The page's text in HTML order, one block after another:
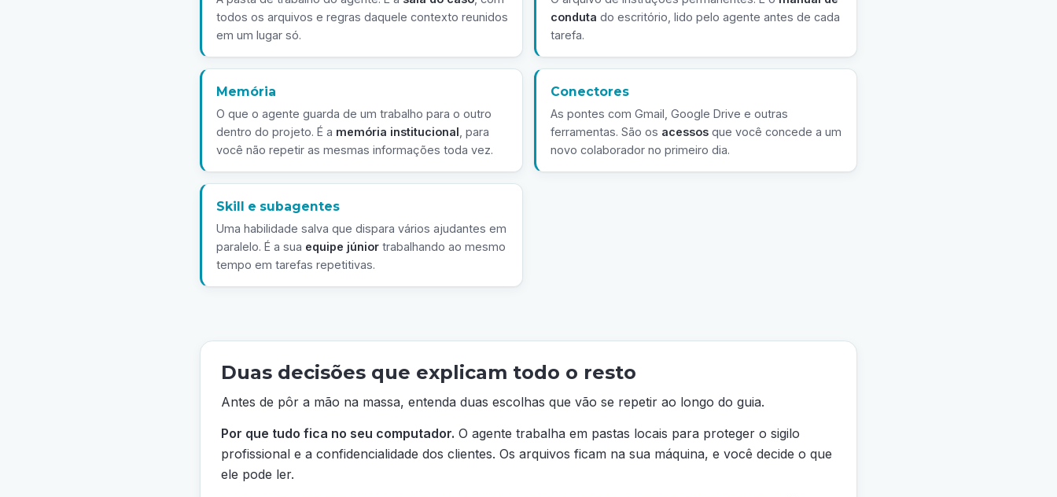
todos os arquivos e regras daquele contexto reunidos
em um lugar só.
conduta do escritório, lido pelo agente antes de cada
tarefa.
Memória
O que o agente guarda de um trabalho para o outro
dentro do projeto. É a memória institucional , para
você não repetir as mesmas informações toda vez.
Conectores
As pontes com Gmail, Google Drive e outras
ferramentas. São os acessos que você concede a um
novo colaborador no primeiro dia.
Skill e subagentes
Uma habilidade salva que dispara vários ajudantes em
paralelo. É a sua equipe júnior trabalhando ao mesmo
tempo em tarefas repetitivas.
Duas decisões que explicam todo o resto
Antes de pôr a mão na massa, entenda duas escolhas que vão se repetir ao longo do guia.
Por que tudo fica no seu computador. O agente trabalha em pastas locais para proteger o sigilo
profissional e a confidencialidade dos clientes. Os arquivos ficam na sua máquina, e você decide o que
ele pode ler.